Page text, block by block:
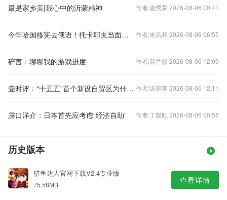
最是家乡美|我心中的沂蒙精神 作者:唐秀荣 2026-08-06 00:41
今年哈国修宪去俄语！托卡耶夫当面呛普京，表态不认俄乌冲突叙事 作者:米风邦 2026-08-06 06:55
碎言：聊聊我的游戏进度 作者:花兰霞 2026-08-06 12:09
壹时评：“十五五”首个新设自贸区为什么在这？ 作者:汤琬苇 2026-08-06 12:11
露口洋介：日本首先应考虑“经济自助” 作者:丁彪顺 2026-08-06 00:56
历史版本
猎鱼达人官网下载V2.4专业版
75.58MB 查看详情